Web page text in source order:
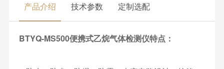
产品介绍 技术参数 定制选配
BTYQ-MS500便携式乙烷气体检测仪特点：